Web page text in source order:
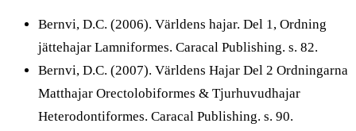
Bernvi, D.C. (2006). Världens hajar. Del 1, Ordning
jättehajar Lamniformes. Caracal Publishing. s. 82.
Bernvi, D.C. (2007). Världens Hajar Del 2 Ordningarna
Matthajar Orectolobiformes & Tjurhuvudhajar
Heterodontiformes. Caracal Publishing. s. 90.